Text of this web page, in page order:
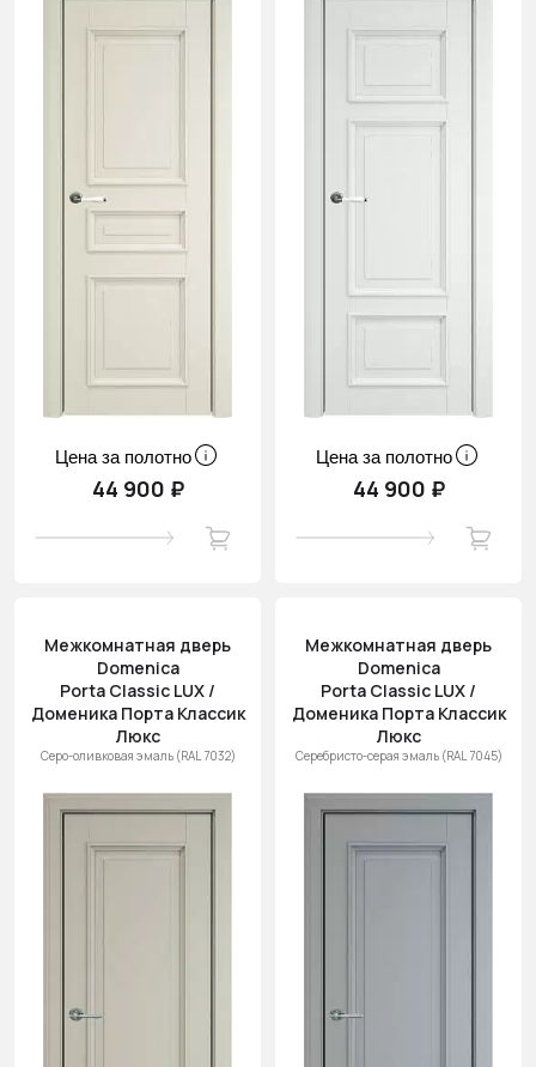
Цена за полотно
44 900 ₽
Цена за полотно
44 900 ₽
Межкомнатная дверь
Domenica
Porta Classic LUX /
Доменика Порта Классик
Люкс
Серо-оливковая эмаль (RAL 7032)
Межкомнатная дверь
Domenica
Porta Classic LUX /
Доменика Порта Классик
Люкс
Серебристо-серая эмаль (RAL 7045)